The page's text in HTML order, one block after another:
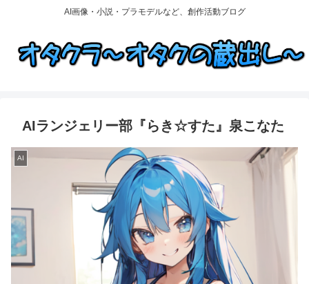
AI画像・小説・プラモデルなど、創作活動ブログ
AIランジェリー部『らき☆すた』泉こなた
AI